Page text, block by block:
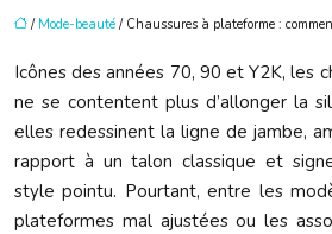
/ Mode-beauté / Chaussures à plateforme :
Icônes des années 70, 90 et Y2K, les
ne se contentent plus d’allonger la
elles redessinent la ligne de jambe,
rapport à un talon classique et
style pointu. Pourtant, entre les
plateformes mal ajustées ou les